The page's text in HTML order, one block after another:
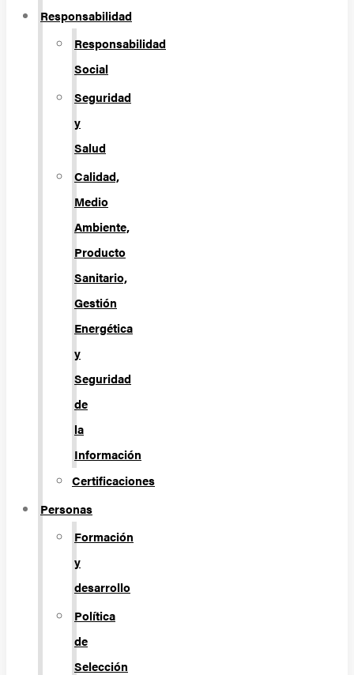
Responsabilidad
Responsabilidad
Social
Seguridad
y
Salud
Calidad,
Medio
Ambiente,
Producto
Sanitario,
Gestión
Energética
y
Seguridad
de
la
Información
Certificaciones
Personas
Formación
y
desarrollo
Política
de
Selección